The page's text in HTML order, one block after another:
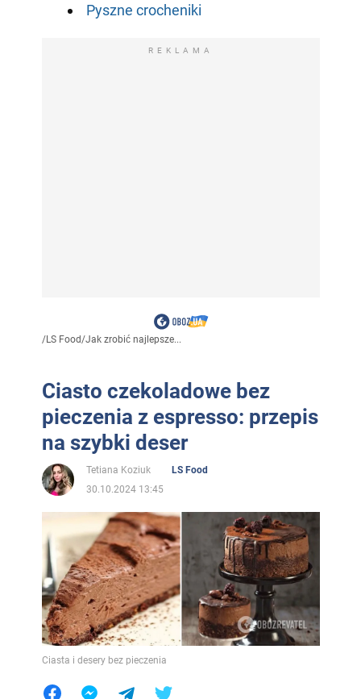
Pyszne crocheniki
REKLAMA
/LS Food/Jak zrobić najlepsze...
Ciasto czekoladowe bez
pieczenia z espresso: przepis
na szybki deser
Tetiana Koziuk
LS Food
30.10.2024 13:45
Ciasta i desery bez pieczenia